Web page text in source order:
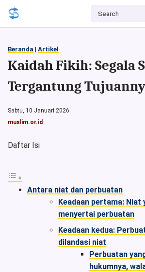
Beranda | Artikel
Kaidah Fikih: Segala
Tergantung
Sabtu, 10 Januari 2026
muslim.or.id
Daftar Isi
Antara niat dan perbuatan
Keadaan pertama: Niat
menyertai perbuatan
Keadaan kedua:
dilandasi niat
Perbuatan
hukumnya,